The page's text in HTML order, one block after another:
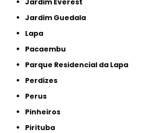
Jardim Guedala
Lapa
Pacaembu
Parque Residencial da Lapa
Perdizes
Perus
Pinheiros
Pirituba